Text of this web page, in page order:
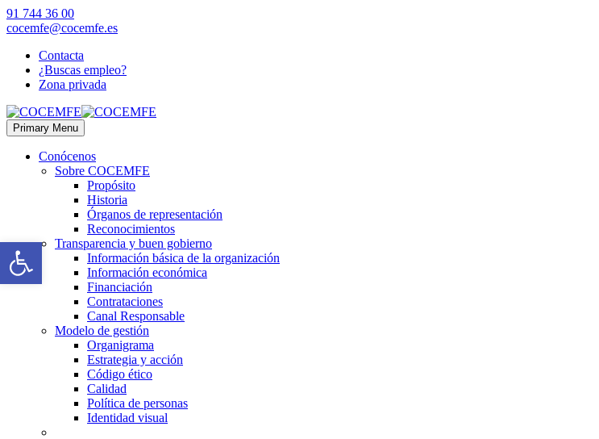
91 744 36 00
cocemfe@cocemfe.es
Contacta
¿Buscas empleo?
Zona privada
Primary Menu
Conócenos
Sobre COCEMFE
Propósito
Historia
Órganos de representación
Reconocimientos
Transparencia y buen gobierno
Información básica de la organización
Información económica
Financiación
Contrataciones
Canal Responsable
Modelo de gestión
Organigrama
Estrategia y acción
Código ético
Calidad
Política de personas
Identidad visual
Abrir barra de herramientas